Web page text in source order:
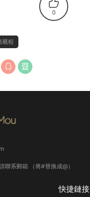
0
屬相
聯系郵箱 （将#替換成@）
快捷鏈接